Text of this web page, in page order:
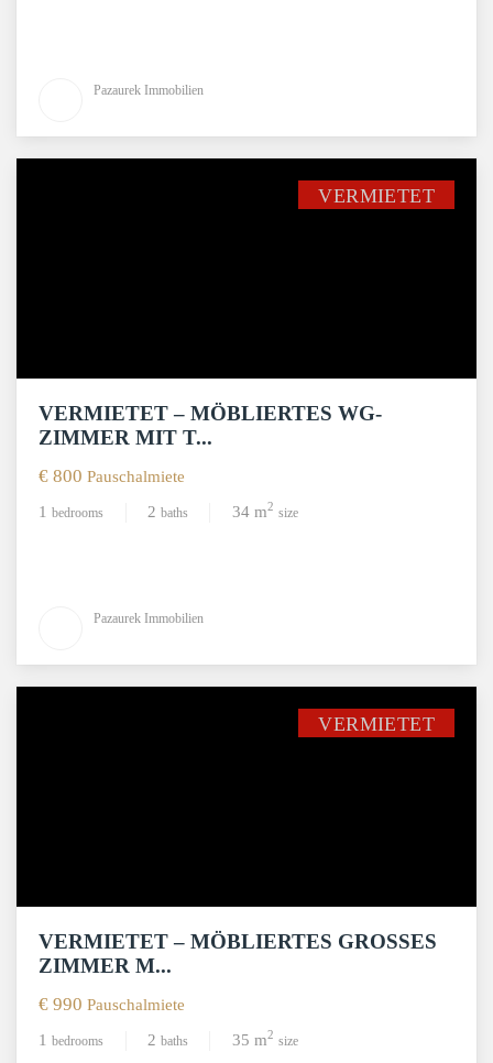
Pazaurek Immobilien
VERMIETET
VERMIETET – MÖBLIERTES WG-
ZIMMER MIT T...
€ 800 Pauschalmiete
1 bedrooms 2 baths 34 m2 size
Pazaurek Immobilien
VERMIETET
VERMIETET – MÖBLIERTES GROSSES Z
IMMER M...
€ 990 Pauschalmiete
1 bedrooms 2 baths 35 m2 size